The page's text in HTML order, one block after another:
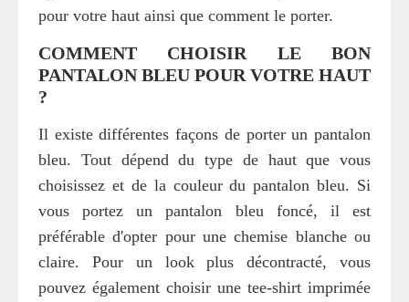
pour votre haut ainsi que comment le porter.
COMMENT CHOISIR LE BON
PANTALON BLEU POUR VOTRE HAUT
?
Il existe différentes façons de porter un pantalon
bleu. Tout dépend du type de haut que vous
choisissez et de la couleur du pantalon bleu. Si
vous portez un pantalon bleu foncé, il est
préférable d'opter pour une chemise blanche ou
claire. Pour un look plus décontracté, vous
pouvez également choisir une tee-shirt imprimée